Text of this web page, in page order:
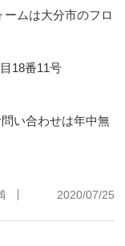
ムは大分市のフロ
18番11号
い合わせは年中無
2020/07/25